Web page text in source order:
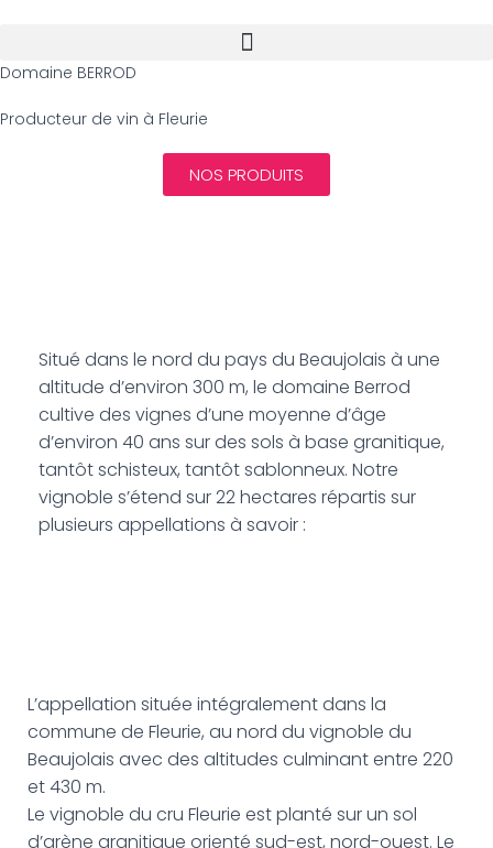
Domaine BERROD
Producteur de vin à Fleurie
NOS PRODUITS
Situé dans le nord du pays du Beaujolais à une
altitude d’environ 300 m, le domaine Berrod
cultive des vignes d’une moyenne d’âge
d’environ 40 ans sur des sols à base granitique,
tantôt schisteux, tantôt sablonneux. Notre
vignoble s’étend sur 22 hectares répartis sur
plusieurs appellations à savoir :
L’appellation située intégralement dans la
commune de Fleurie, au nord du vignoble du
Beaujolais avec des altitudes culminant entre 220
et 430 m.
Le vignoble du cru Fleurie est planté sur un sol
d’arène granitique orienté sud-est, nord-ouest. Le